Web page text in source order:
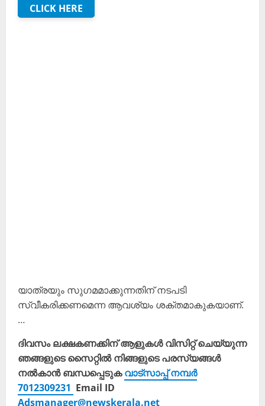
CLICK HERE
യാത്രയും സുഗമമാക്കുന്നതിന് നടപടി
സ്വീകരിക്കണമെന്ന ആവശ്യം ശക്തമാകുകയാണ്.
…
ദിവസം ലക്ഷകണക്കിന് ആളുകൾ വിസിറ്റ് ചെയ്യുന്ന
ഞങ്ങളുടെ സൈറ്റിൽ നിങ്ങളുടെ പരസ്യങ്ങൾ
നൽകാൻ ബന്ധപ്പെടുകവാട്സാപ്പ് നമ്പർ
7012309231 Email ID
Adsmanager@newskerala.net